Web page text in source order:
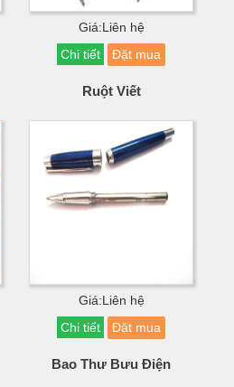
Giá:Liên hệ
Chi tiết
Đặt mua
Ruột Viết
Giá:Liên hệ
Chi tiết
Đặt mua
Bao Thư Bưu Điện